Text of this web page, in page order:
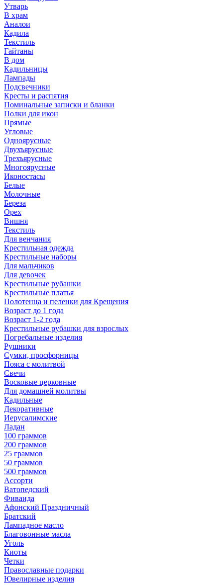
Утварь
В храм
Аналои
Кадила
Текстиль
Гайтаны
В дом
Кадильницы
Лампады
Подсвечники
Кресты и распятия
Поминальные записки и бланки
Полки для икон
Прямые
Угловые
Одноярусные
Двухъярусные
Трехъярусные
Многоярусные
Иконостасы
Белые
Молочные
Береза
Орех
Вишня
Текстиль
Для венчания
Крестильная одежда
Крестильные наборы
Для мальчиков
Для девочек
Крестильные рубашки
Крестильные платья
Полотенца и пеленки для Крещения
Возраст до 1 года
Возраст 1-2 года
Крестильные рубашки для взрослых
Погребальные изделия
Рушники
Сумки, просфорницы
Пояса с молитвой
Свечи
Восковые церковные
Для домашней молитвы
Кадильные
Декоративные
Иерусалимские
Ладан
100 граммов
200 граммов
25 граммов
50 граммов
500 граммов
Ассорти
Ватопедский
Фиваида
Афонский Праздничный
Братский
Лампадное масло
Благовонные масла
Уголь
Киоты
Четки
Православные подарки
Ювелирные изделия